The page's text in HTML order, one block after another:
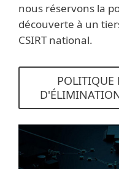
nous réservons la
découverte à un
CSIRT national.
POLITIQUE